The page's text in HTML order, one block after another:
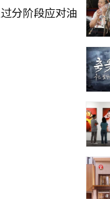
分阶段应对油